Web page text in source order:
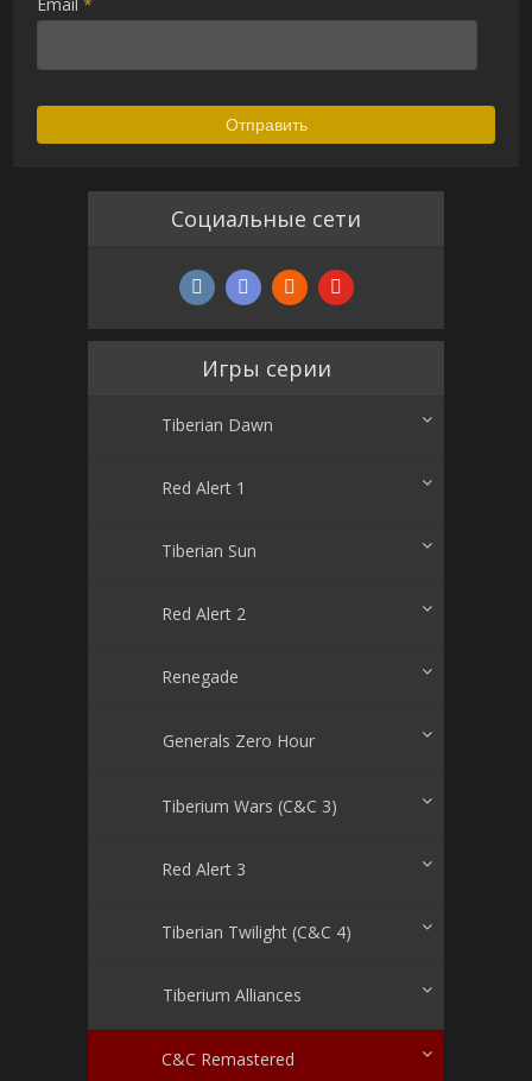
Социальные сети
Игры серии
Tiberian Dawn
Red Alert 1
Tiberian Sun
Red Alert 2
Renegade
Generals Zero Hour
Tiberium Wars (C&C 3)
Red Alert 3
Tiberian Twilight (C&C 4)
Tiberium Alliances
C&C Remastered